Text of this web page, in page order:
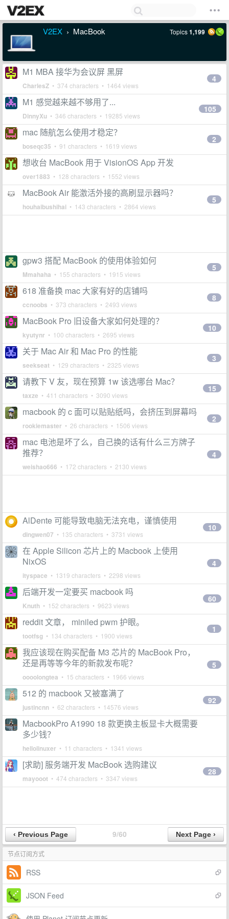
V2EX › MacBook Topics1,199
M1 MBA 接华为会议屏 黑屏
CharlesZ • 374 characters • 1464 views
4
M1 感觉越来越不够用了...
DinnyXu • 346 characters • 19285 views
105
mac 随航怎么使用才稳定？
boseqc35 • 91 characters • 1619 views
2
想收台 MacBook 用于 VisionOS App 开发
over1883 • 128 characters • 1552 views
MacBook Air 能激活外接的高刷显示器吗？
houhaibushihai • 143 characters • 2864 views
5
gpw3 搭配 MacBook 的使用体验如何
Mmahaha • 155 characters • 1915 views
5
618 准备换 mac 大家有好的店铺吗
ccnoobs • 373 characters • 2493 views
8
MacBook Pro 旧设备大家如何处理的？
kyutynr • 100 characters • 2695 views
10
关于 Mac Air 和 Mac Pro 的性能
seekseat • 129 characters • 2325 views
3
请教下 V 友，现在预算 1w 该选哪台 Mac？
taxze • 411 characters • 3090 views
15
macbook 的 c 面可以贴贴纸吗，会挤压到屏幕吗
rookiemaster • 26 characters • 1506 views
2
mac 电池是坏了么，自己换的话有什么三方牌子
推荐？
weishao666 • 172 characters • 2130 views
4
AlDente 可能导致电脑无法充电，谨慎使用
dingwen07 • 135 characters • 3731 views
10
在 Apple Silicon 芯片上的 Macbook 上使用
NixOS
ityspace • 1319 characters • 2298 views
4
后端开发一定要买 macbook 吗
Knuth • 152 characters • 9623 views
60
reddit 文章， miniled pwm 护眼。
tootfsg • 134 characters • 1900 views
1
我应该现在购买配备 M3 芯片的 MacBook Pro，
还是再等等今年的新款发布呢？
oooolongtea • 15 characters • 1966 views
5
512 的 macbook 又被塞满了
justincnn • 62 characters • 14576 views
92
MacbookPro A1990 18 款更换主板显卡大概需要
多少钱？
hellolinuxer • 11 characters • 1341 views
[求助] 服务端开发 MacBook 选购建议
mayooot • 474 characters • 3347 views
28
9/60
节点订阅方式
RSS
JSON Feed